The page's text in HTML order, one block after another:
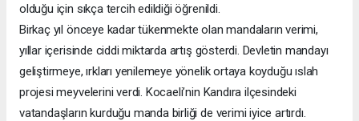
olduğu için sıkça tercih edildiği öğrenildi.
Birkaç yıl önceye kadar tükenmekte olan mandaların verimi,
yıllar içerisinde ciddi miktarda artış gösterdi. Devletin mandayı
geliştirmeye, ırkları yenilemeye yönelik ortaya koyduğu ıslah
projesi meyvelerini verdi. Kocaeli’nin Kandıra ilçesindeki
vatandaşların kurduğu manda birliği de verimi iyice artırdı.